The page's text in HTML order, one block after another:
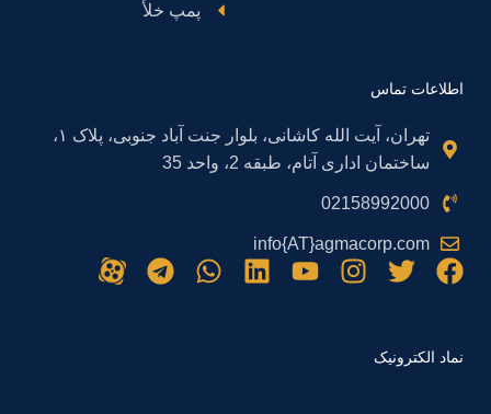
پمپ خلأ
اطلاعات تماس
تهران، آیت الله کاشانی، بلوار جنت آباد جنوبی، پلاک ۱،
ساختمان اداری آتام، طبقه 2، واحد 35
02158992000
info{AT}agmacorp.com
نماد الکترونیک